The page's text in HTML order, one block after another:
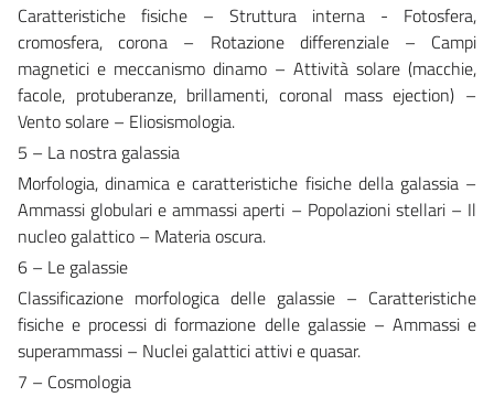
Caratteristiche fisiche – Struttura interna - Fotosfera,
cromosfera, corona – Rotazione differenziale – Campi
magnetici e meccanismo dinamo – Attività solare (macchie,
facole, protuberanze, brillamenti, coronal mass ejection) –
Vento solare – Eliosismologia.
5 – La nostra galassia
Morfologia, dinamica e caratteristiche fisiche della galassia –
Ammassi globulari e ammassi aperti – Popolazioni stellari – Il
nucleo galattico – Materia oscura.
6 – Le galassie
Classificazione morfologica delle galassie – Caratteristiche
fisiche e processi di formazione delle galassie – Ammassi e
superammassi – Nuclei galattici attivi e quasar.
7 – Cosmologia